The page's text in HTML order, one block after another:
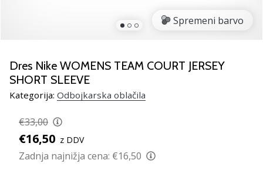
mi?
Pridruži
se
kot
brend
ambasador/ka.
Spremeni barvo
Dres Nike WOMENS TEAM COURT JERSEY
SHORT SLEEVE
Kategorija: Odbojkarska oblačila
€33,00
€16,50 z DDV
Zadnja najnižja cena: €16,50